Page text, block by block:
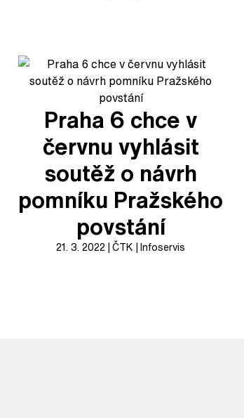
Praha 6 chce v
červnu vyhlásit
soutěž o návrh
pomníku Pražského
povstání
21. 3. 2022 ČTK Infoservis